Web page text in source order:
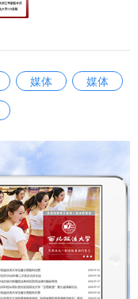
媒体
媒体